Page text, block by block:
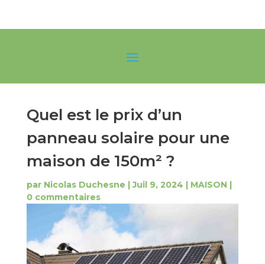
Quel est le prix d’un
panneau solaire pour une
maison de 150m² ?
par Nicolas Duchesne |Juil 9, 2024 | MAISON |
0 commentaires